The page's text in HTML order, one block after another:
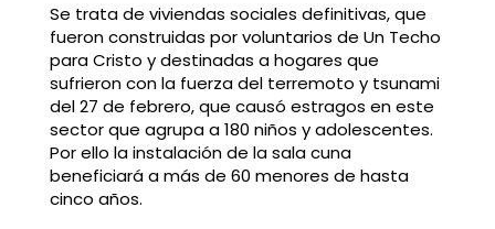
Se trata de viviendas sociales definitivas, que
fueron construidas por voluntarios de Un Techo
para Cristo y destinadas a hogares que
sufrieron con la fuerza del terremoto y tsunami
del 27 de febrero, que causó estragos en este
sector que agrupa a 180 niños y adolescentes.
Por ello la instalación de la sala cuna
beneficiará a más de 60 menores de hasta
cinco años.